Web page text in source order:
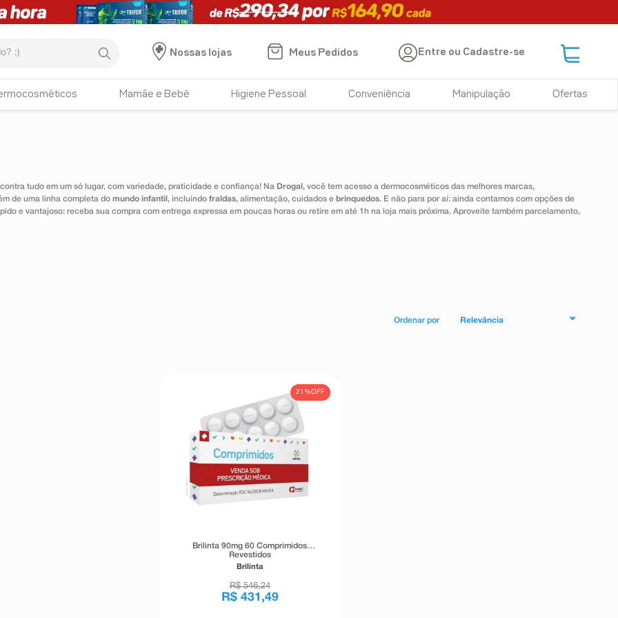
Nossas lojas
Meus Pedidos Entre ou Cadastre-se
Mamãe e Bebê Higiene Pessoal Conveniência Manipulação Ofertas
tudo em um só lugar, com variedade, praticidade e confiança! Na Drogal , você tem acesso a dermocosméticos das melhores marcas,
de uma linha completa do mundo infantil , incluindo fraldas, alimentação, cuidados e brinquedos. E não para por aí: ainda contamos com opções de
e vantajoso: receba sua compra com entrega expressa em poucas horas ou retire em até 1h na loja mais próxima. Aproveite também parcelamento,
Relevância
21%OFF
Brilinta 90mg 60 Comprimidos
Revestidos
Brilinta
R$ 546,24
R$ 431 ,49